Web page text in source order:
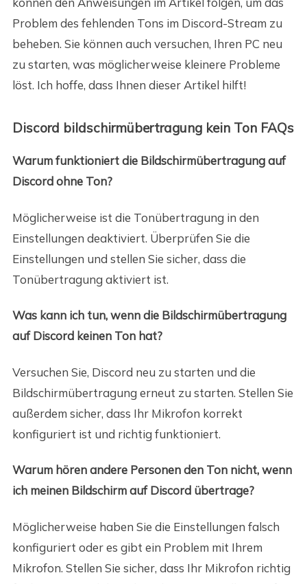
Problem des fehlenden Tons im Discord-Stream zu
beheben. Sie können auch versuchen, Ihren PC neu
zu starten, was möglicherweise kleinere Probleme
löst. Ich hoffe, dass Ihnen dieser Artikel hilft!
Discord bildschirmübertragung kein Ton FAQs
Warum funktioniert die Bildschirmübertragung auf
Discord ohne Ton?
Möglicherweise ist die Tonübertragung in den
Einstellungen deaktiviert. Überprüfen Sie die
Einstellungen und stellen Sie sicher, dass die
Tonübertragung aktiviert ist.
Was kann ich tun, wenn die Bildschirmübertragung
auf Discord keinen Ton hat?
Versuchen Sie, Discord neu zu starten und die
Bildschirmübertragung erneut zu starten. Stellen Sie
außerdem sicher, dass Ihr Mikrofon korrekt
konfiguriert ist und richtig funktioniert.
Warum hören andere Personen den Ton nicht, wenn
ich meinen Bildschirm auf Discord übertrage?
Möglicherweise haben Sie die Einstellungen falsch
konfiguriert oder es gibt ein Problem mit Ihrem
Mikrofon. Stellen Sie sicher, dass Ihr Mikrofon richtig